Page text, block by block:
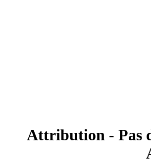
Attribution - Pas